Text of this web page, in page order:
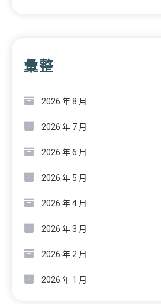
彙整
2026 年 8 月
2026 年 7 月
2026 年 6 月
2026 年 5 月
2026 年 4 月
2026 年 3 月
2026 年 2 月
2026 年 1 月